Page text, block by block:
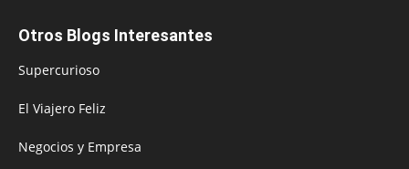
Otros Blogs Interesantes
Supercurioso
El Viajero Feliz
Negocios y Empresa